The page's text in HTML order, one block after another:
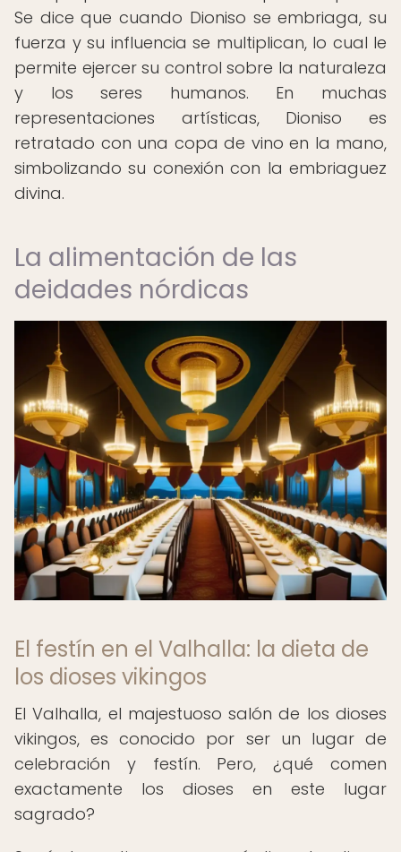
Se dice que cuando Dioniso se embriaga, su
fuerza y su influencia se multiplican, lo cual le
permite ejercer su control sobre la naturaleza
y los seres humanos. En muchas
representaciones artísticas, Dioniso es
retratado con una copa de vino en la mano,
simbolizando su conexión con la embriaguez
divina.
La alimentación de las
deidades nórdicas
El festín en el Valhalla: la dieta de
los dioses vikingos
El Valhalla, el majestuoso salón de los dioses
vikingos, es conocido por ser un lugar de
celebración y festín. Pero, ¿qué comen
exactamente los dioses en este lugar
sagrado?